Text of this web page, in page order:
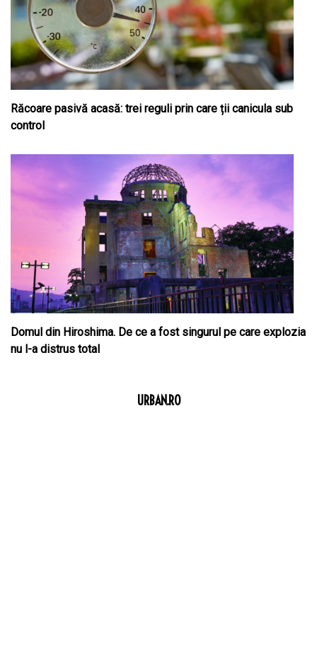
Răcoare pasivă acasă: trei reguli prin care ții canicula sub
control
Domul din Hiroshima. De ce a fost singurul pe care explozia
nu l-a distrus total
URBAN.RO